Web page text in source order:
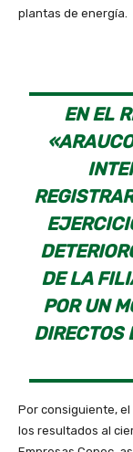
plantas de energía.
EN EL
DE LA
POR UN
DIRECTOS
Por consiguiente,
los resultados al